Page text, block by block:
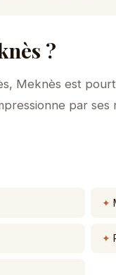
?
Meknès est
par